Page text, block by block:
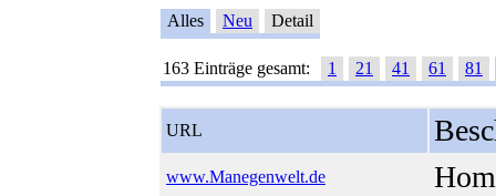
Alles Neu Detail
163 Einträge gesamt: 1 21 41 61 81
URL
www.Manegenwelt.de